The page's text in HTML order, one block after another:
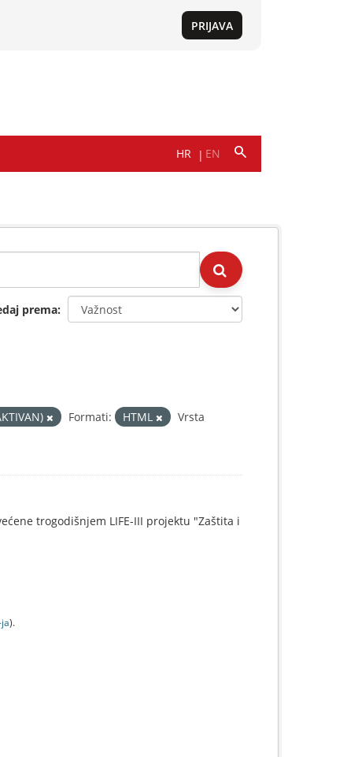
prema
Formati: HTML
Vrsta
trogodišnjem LIFE-III projektu "Zaštita i
).